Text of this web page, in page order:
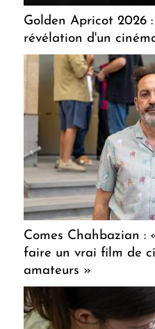
Golden Apricot 2026
révélation d'un
Comes Chahbazian
faire un vrai film de
amateurs »